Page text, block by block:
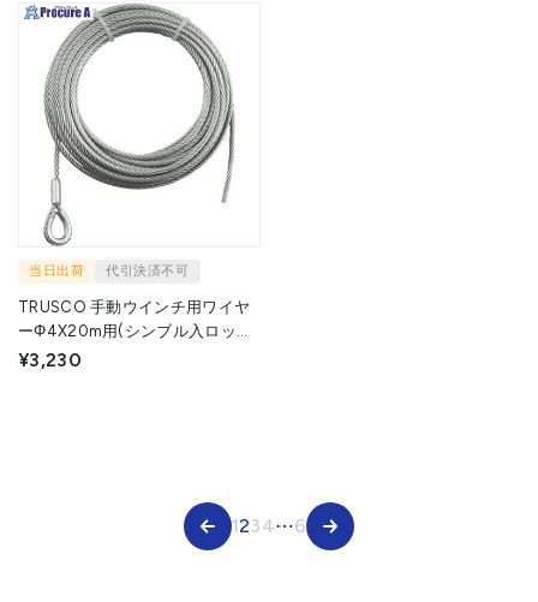
当日出荷 代引決済不可
TRUSCO 手動ウインチ用ワイヤ
ーΦ4X20m用(シンブル入ロック
¥3,230
1234⋯6